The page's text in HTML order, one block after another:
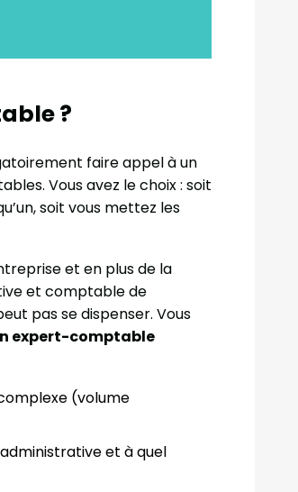
?
faire appel à un
Vous avez le choix : soit
soit vous mettez les
et en plus de la
et comptable de
pas se dispenser. Vous
expert-comptable
(volume
et à quel